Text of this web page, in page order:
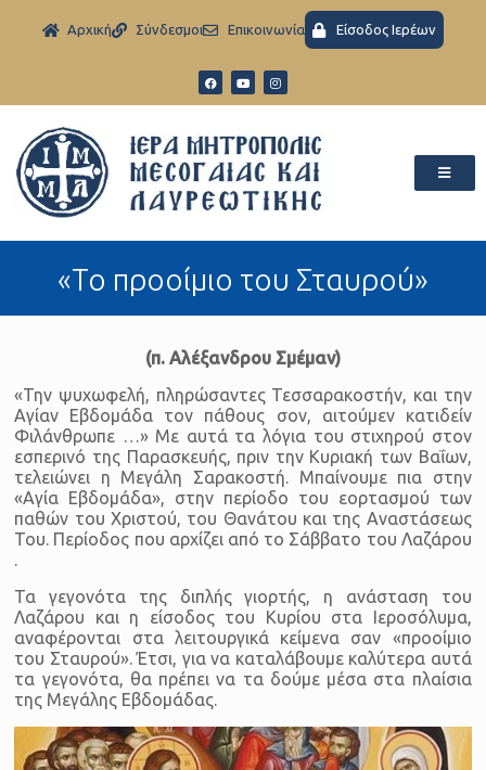
Aρχική Σύνδεσμοι Eπικοινωνία Είσοδος Ιερέων
«Το προοίμιο του Σταυρού»
(π. Αλέξανδρου Σμέμαν)
«Την ψυχωφελή, πληρώσαντες Τεσσαρακοστήν, και την
Αγίαν Εβδομάδα τον πάθους σον, αιτούμεν κατιδείν
Φιλάνθρωπε …» Με αυτά τα λόγια του στιχηρού στον
εσπερινό της Παρασκευής, πριν την Κυριακή των Βαΐων,
τελειώνει η Μεγάλη Σαρακοστή. Μπαίνουμε πια στην
«Αγία Εβδομάδα», στην περίοδο του εορτασμού των
παθών του Χριστού, του Θανάτου και της Αναστάσεως
Του. Περίοδος που αρχίζει από το Σάββατο του Λαζάρου
.
Τα γεγονότα της διπλής γιορτής, η ανάσταση του
Λαζάρου και η είσοδος του Κυρίου στα Ιεροσόλυμα,
αναφέρονται στα λειτουργικά κείμενα σαν «προοίμιο
του Σταυρού». Έτσι, για να καταλάβουμε καλύτερα αυτά
τα γεγονότα, θα πρέπει να τα δούμε μέσα στα πλαίσια
της Μεγάλης Εβδομάδας.